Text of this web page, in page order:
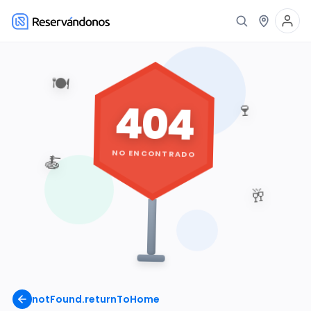
notFound.returnToHome
🍽️
🍷
🥂
🍝
404
NO ENCONTRADO